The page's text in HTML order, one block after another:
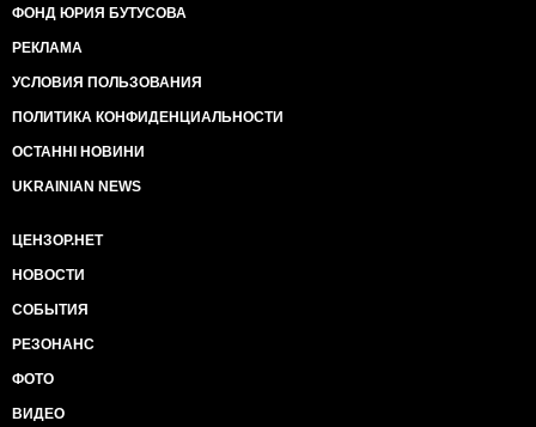
ФОНД ЮРИЯ БУТУСОВА
РЕКЛАМА
УСЛОВИЯ ПОЛЬЗОВАНИЯ
ПОЛИТИКА КОНФИДЕНЦИАЛЬНОСТИ
ОСТАННІ НОВИНИ
UKRAINIAN NEWS
ЦЕНЗОР.НЕТ
НОВОСТИ
СОБЫТИЯ
РЕЗОНАНС
ФОТО
ВИДЕО